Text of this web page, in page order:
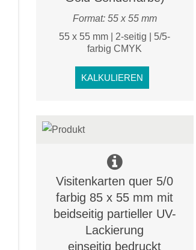
Format: 55 x 55 mm
55 x 55 mm | 2-seitig | 5/5-
farbig CMYK
KALKULIEREN
Visitenkarten quer 5/0
farbig 85 x 55 mm mit
beidseitig partieller UV-
Lackierung
einseitig bedruckt